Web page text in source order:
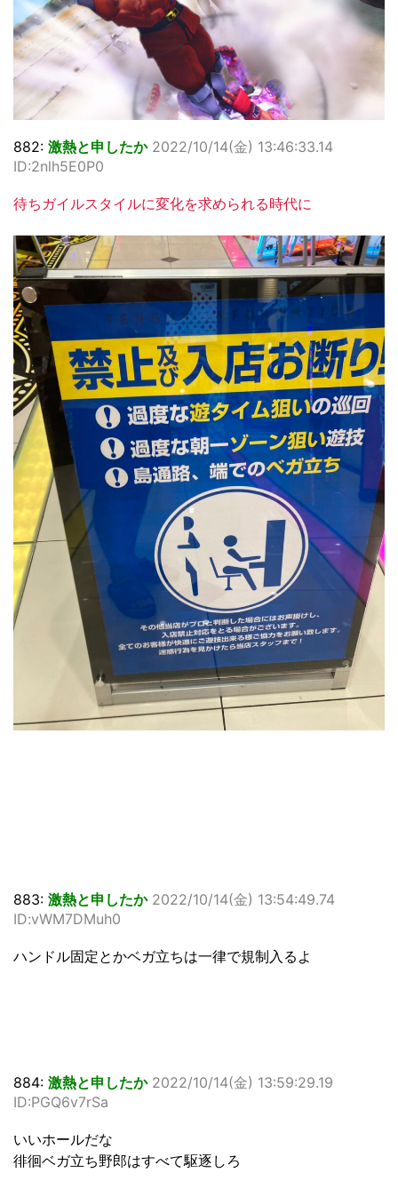
882: 激熱と申したか 2022/10/14(金) 13:46:33.14
ID:2nlh5E0P0
待ちガイルスタイルに変化を求められる時代に
883: 激熱と申したか 2022/10/14(金) 13:54:49.74
ID:vWM7DMuh0
ハンドル固定とかベガ立ちは一律で規制入るよ
884: 激熱と申したか 2022/10/14(金) 13:59:29.19
ID:PGQ6v7rSa
いいホールだな
徘徊ベガ立ち野郎はすべて駆逐しろ